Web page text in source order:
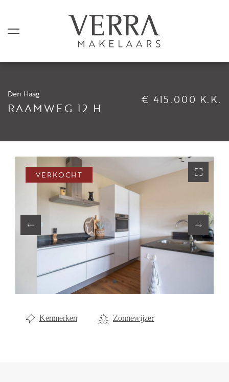
Den Haag
RAAMWEG 12 H
€ 415.000 K.K.
VERKOCHT
Kenmerken Zonnewijzer
AANBOD
Shortstay
Verkocht
Verhuurd
DIENSTEN
Aanhuur
Aankoop
Verkoop